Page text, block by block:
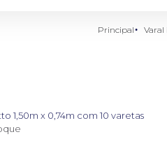
Principal Varal
1,50m x 0,74m com 10 varetas